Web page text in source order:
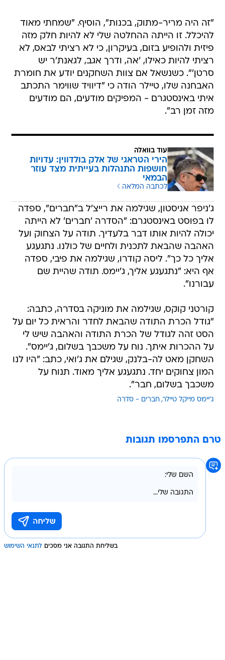
"זה היה מריר-מתוק, בכנות", הוסיף. "שמחתי מאוד
להיכלל. זו הייתה ההחלטה שלי לא להיות חלק מזה
פיזית ולהופיע בזום, בעיקרון, כי לא רציתי לבאס, לא
רציתי להיות כאילו, 'אה, ודרך אגב, לגאנת'ר יש
סרטן'". כשנשאל אם צוות השחקנים יודע את חומרת
האבחנה שלו, טיילר הודה כי "דיוויד שווימר התכתב
איתי באינסטגרם - המפיקים מודעים, הם מודעים
מזה זמן רב".
עוד בוואלה
הירי הטראגי של אלק בולדווין: עדויות
חושפות התנהלות בעייתית מצד עוזר
הבמאי
לכתבה המלאה
ג'ניפר אניסטון, שגילמה את רייצ'ל ב"חברים", ספדה
לו בפוסט באינסטגרם: "הסדרה 'חברים' לא הייתה
יכולה להיות אותו דבר בלעדיך. תודה על הצחוק ועל
האהבה שהבאת לתכנית ולחיים של כולנו. נתגעגע
אליך כל כך". ליסה קודרו, שגילמה את פיבי, ספדה
אף היא: "נתגעגע אליך, ג'יימס. תודה שהיית שם
עבורנו".
קורטני קוקס, שגילמה את מוניקה בסדרה, כתבה:
"גודל הכרת התודה שהבאת לחדר והראית כל יום על
הסט זהה לגודל של הכרת התודה והאהבה שיש לי
על ההכרות איתך. נוח על משכבך בשלום, ג'יימס".
השחקן מאט לה-בלנק, שגילם את ג'ואי, כתב: "היו לנו
המון צחוקים יחד. נתגעגע אליך מאוד. תנוח על
משכבך בשלום, חבר".
ג'יימס מייקל טיילר חברים - סדרה
טרם התפרסמו תגובות
בשליחת התגובה אני מסכים לתנאי השימוש